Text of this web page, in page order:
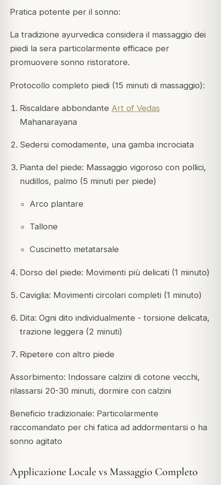
Pratica potente per il sonno:
La tradizione ayurvedica considera il massaggio dei
piedi la sera particolarmente efficace per
promuovere sonno ristoratore.
Protocollo completo piedi (15 minuti di massaggio):
Riscaldare abbondante Art of Vedas
Mahanarayana
Sedersi comodamente, una gamba incrociata
Pianta del piede: Massaggio vigoroso con pollici,
nudillos, palmo (5 minuti per piede)
Arco plantare
Tallone
Cuscinetto metatarsale
Dorso del piede: Movimenti più delicati (1 minuto)
Caviglia: Movimenti circolari completi (1 minuto)
Dita: Ogni dito individualmente - torsione delicata,
trazione leggera (2 minuti)
Ripetere con altro piede
Assorbimento: Indossare calzini di cotone vecchi,
rilassarsi 20-30 minuti, dormire con calzini
Beneficio tradizionale: Particolarmente
raccomandato per chi fatica ad addormentarsi o ha
sonno agitato
Applicazione Locale vs Massaggio Completo